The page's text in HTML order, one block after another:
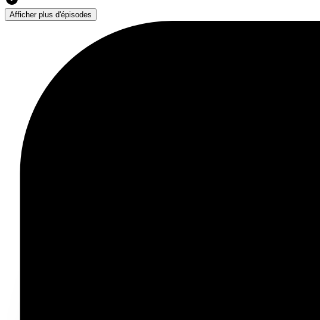
Afficher plus d'épisodes